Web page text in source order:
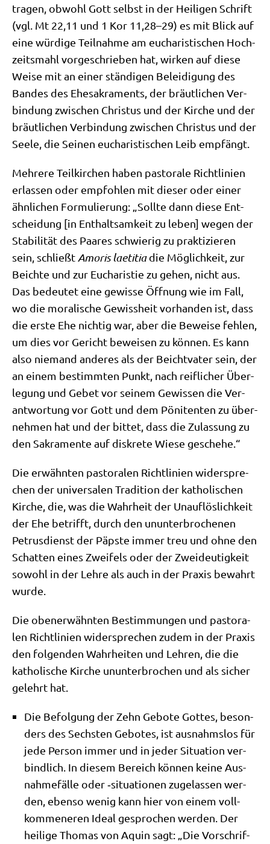
tra­gen, obwohl Gott selbst in der Hei­li­gen Schrift
(vgl. Mt 22,11 und 1 Kor 11,28–29) es mit Blick auf
eine wür­di­ge Teil­nah­me am eucha­ri­sti­schen Hoch­
zeits­mahl vor­ge­schrie­ben hat, wir­ken auf die­se
Wei­se mit an einer stän­di­gen Belei­di­gung des
Ban­des des Ehe­sa­kra­ments, der bräut­li­chen Ver­
bin­dung zwi­schen Chri­stus und der Kir­che und der
bräut­li­chen Ver­bin­dung zwi­schen Chri­stus und der
See­le, die Sei­nen eucha­ri­sti­schen Leib empfängt.
Meh­re­re Teil­kir­chen haben pasto­ra­le Richt­li­ni­en
erlas­sen oder emp­foh­len mit die­ser oder einer
ähn­li­chen For­mu­lie­rung: „Soll­te dann die­se Ent­
schei­dung [in Ent­halt­sam­keit zu leben] wegen der
Sta­bi­li­tät des Paa­res schwie­rig zu prak­ti­zie­ren
sein, schließtAmo­ris lae­ti­tiadie Mög­lich­keit, zur
Beich­te und zur Eucha­ri­stie zu gehen, nicht aus.
Das bedeu­tet eine gewis­se Öff­nung wie im Fall,
wo die mora­li­sche Gewiss­heit vor­han­den ist, dass
die erste Ehe nich­tig war, aber die Bewei­se feh­len,
um dies vor Gericht bewei­sen zu kön­nen. Es kann
also nie­mand ande­res als der Beicht­va­ter sein, der
an einem bestimm­ten Punkt, nach reif­li­cher Über­
le­gung und Gebet vor sei­nem Gewis­sen die Ver­
ant­wor­tung vor Gott und dem Pöni­ten­ten zu über­
neh­men hat und der bit­tet, dass die Zulas­sung zu
den Sakra­men­te auf dis­kre­te Wie­se geschehe.“
Die erwähn­ten pasto­ra­len Richt­li­ni­en wider­spre­
chen der uni­ver­sa­len Tra­di­ti­on der katho­li­schen
Kir­che, die, was die Wahr­heit der Unauf­lös­lich­keit
der Ehe betrifft, durch den unun­ter­bro­che­nen
Petrus­dienst der Päp­ste immer treu und ohne den
Schat­ten eines Zwei­fels oder der Zwei­deu­tig­keit
sowohl in der Leh­re als auch in der Pra­xis bewahrt
wurde.
Die oben­er­wähn­ten Bestim­mun­gen und pasto­ra­
len Richt­li­ni­en wider­spre­chen zudem in der Pra­xis
den fol­gen­den Wahr­hei­ten und Leh­ren, die die
katho­li­sche Kir­che unun­ter­bro­chen und als sicher
gelehrt hat.
Die Befol­gung der Zehn Gebo­te Got­tes, beson­
ders des Sech­sten Gebo­tes, ist aus­nahms­los für
jede Per­son immer und in jeder Situa­ti­on ver­
bind­lich. In die­sem Bereich kön­nen kei­ne Aus­
nah­me­fäl­le oder ‑situa­tio­nen zuge­las­sen wer­
den, eben­so wenig kann hier von einem voll­
kom­me­ne­ren Ide­al gespro­chen wer­den. Der
hei­li­ge Tho­mas von Aquin sagt: „Die Vor­schrif­